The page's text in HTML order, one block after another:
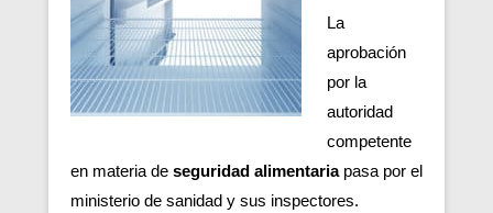
La
aprobación
por la
autoridad
competente
en materia de seguridad alimentaria pasa por el
ministerio de sanidad y sus inspectores.